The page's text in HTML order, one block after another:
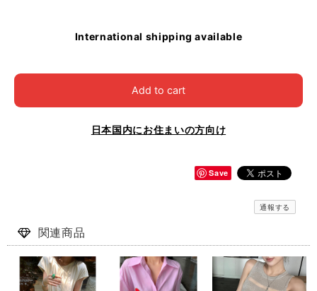
International shipping available
Add to cart
日本国内にお住まいの方向け
Save
通報する
関連商品